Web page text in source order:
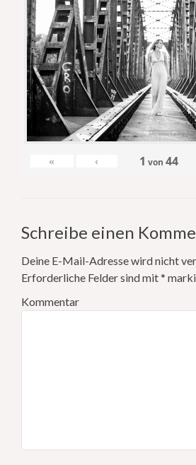
« ‹ 1 von 44
Schreibe einen
Deine E-Mail-Adresse wird nicht
Erforderliche Felder sind mit*
Kommentar